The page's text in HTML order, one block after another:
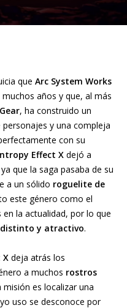
que Arc System Works
años y que, al más
, ha construido un
y una compleja
con su
Effect X dejó a
que la saga pasaba de su
a un sólido roguelite de
este género como el
la actualidad, por lo que
y atractivo.
X deja atrás los
a muchos rostros
misión es localizar una
uso se desconoce por